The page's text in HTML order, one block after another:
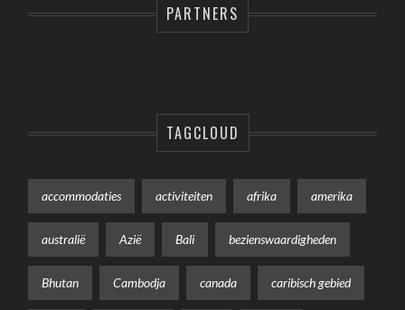
PARTNERS
TAGCLOUD
accommodaties activiteiten afrika amerika
australië Azië Bali bezienswaardigheden
Bhutan Cambodja canada caribisch gebied